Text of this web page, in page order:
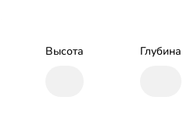
Высота Глубина